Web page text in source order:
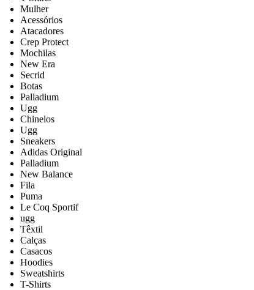
Mulher
Acessórios
Atacadores
Crep Protect
Mochilas
New Era
Secrid
Botas
Palladium
Ugg
Chinelos
Ugg
Sneakers
Adidas Original
Palladium
New Balance
Fila
Puma
Le Coq Sportif
ugg
Têxtil
Calças
Casacos
Hoodies
Sweatshirts
T-Shirts